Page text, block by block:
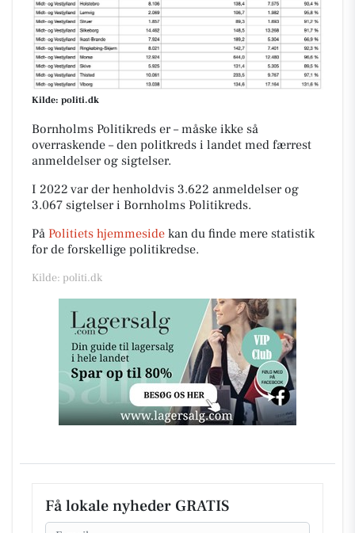
Kilde: politi.dk
Bornholms Politikreds er – måske ikke så
overraskende – den politkreds i landet med færrest
anmeldelser og sigtelser.
I 2022 var der henholdvis 3.622 anmeldelser og
3.067 sigtelser i Bornholms Politikreds.
På Politiets hjemmeside kan du finde mere statistik
for de forskellige politikredse.
Kilde: politi.dk
Få lokale nyheder GRATIS
Email